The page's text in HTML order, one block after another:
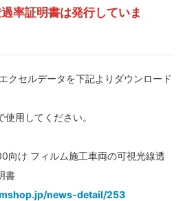
率証明書は発行していま
クセルデータを下記よりダウンロード
用してください。
向け フィルム施工車両の可視光線透
書
news-detail/253